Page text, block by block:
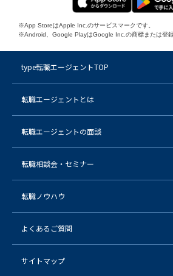
※App StoreはApple Inc.のサービスマークです。
※Android、Google PlayはGoogle Inc.の商標または登録
type転職エージェントTOP
転職エージェントとは
転職エージェントの面談
転職相談会・セミナー
転職ノウハウ
よくあるご質問
サイトマップ